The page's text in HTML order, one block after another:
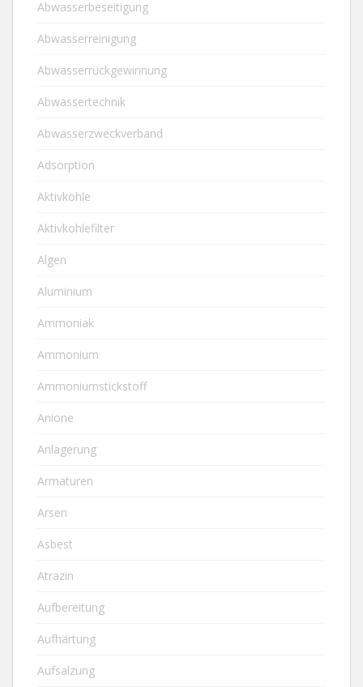
Abwasserbeseitigung
Abwasserreinigung
Abwasserrückgewinnung
Abwassertechnik
Abwasserzweckverband
Adsorption
Aktivkohle
Aktivkohlefilter
Algen
Aluminium
Ammoniak
Ammonium
Ammoniumstickstoff
Anione
Anlagerung
Armaturen
Arsen
Asbest
Atrazin
Aufbereitung
Aufhärtung
Aufsalzung